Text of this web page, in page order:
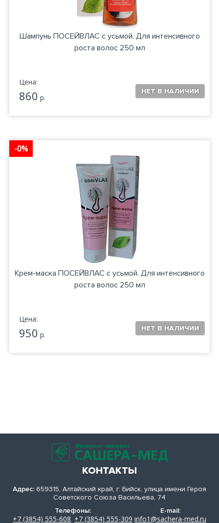
Шампунь ПОСЕЙВЛАС с усьмой. Для интенсивного
роста волос 250 мл
Цена:
860 р.
-0%
Крем-маска ПОСЕЙВЛАС с усьмой. Для интенсивного
роста волос 250 мл
Цена:
950 р.
КОНТАКТЫ
Адрес: 659315, Алтайский край, г. Бийск, улица имени Героя
Советского Союза Васильева, 74
Телефоны:
+7 (3854) 555-608, +7 (3854) 555-309
E-mail:
info1@sachera-med.ru